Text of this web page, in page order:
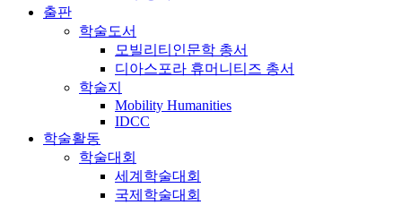
출판
학술도서
모빌리티인문학 총서
디아스포라 휴머니티즈 총서
학술지
Mobility Humanities
IDCC
학술활동
학술대회
세계학술대회
국제학술대회